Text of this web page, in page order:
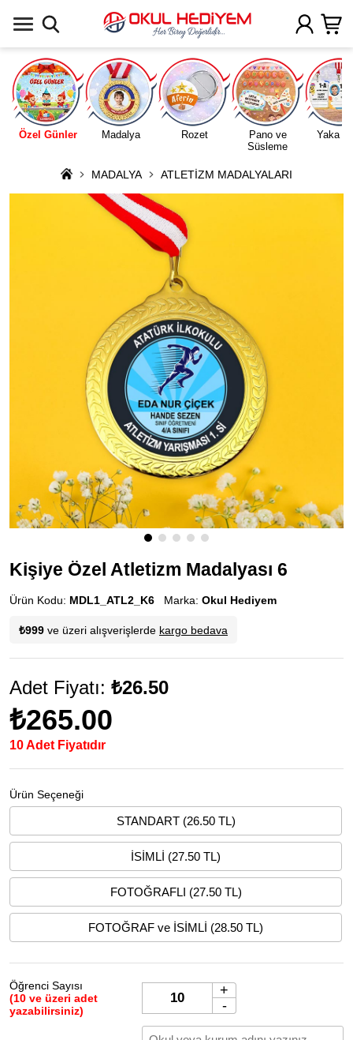
Özel Günler Madalya Rozet
Pano ve
Süsleme
Yaka
MADALYA ATLETİZM MADALYALARI
Kişiye Özel Atletizm Madalyası 6
Ürün Kodu: MDL1_ATL2_K6 Marka: Okul Hediyem
₺999 ve üzeri alışverişlerde kargo bedava
Adet Fiyatı: ₺26.50
₺265.00
10 Adet Fiyatıdır
Ürün Seçeneği
STANDART (26.50 TL)
İSİMLİ (27.50 TL)
FOTOĞRAFLI (27.50 TL)
FOTOĞRAF ve İSİMLİ (28.50 TL)
Öğrenci Sayısı
(10 ve üzeri adet
yazabilirsiniz)
+
-
Uygulamada Aç